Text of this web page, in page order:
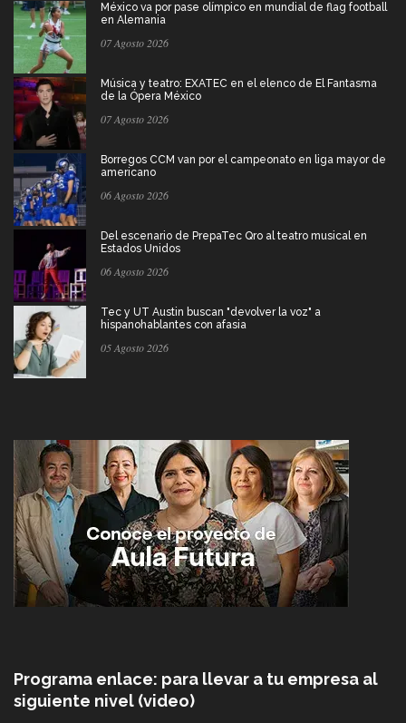
México va por pase olímpico en mundial de flag football
en Alemania
07 Agosto 2026
Música y teatro: EXATEC en el elenco de El Fantasma
de la Ópera México
07 Agosto 2026
Borregos CCM van por el campeonato en liga mayor de
americano
06 Agosto 2026
Del escenario de PrepaTec Qro al teatro musical en
Estados Unidos
06 Agosto 2026
Tec y UT Austin buscan "devolver la voz" a
hispanohablantes con afasia
05 Agosto 2026
Programa enlace: para llevar a tu empresa al
siguiente nivel (video)